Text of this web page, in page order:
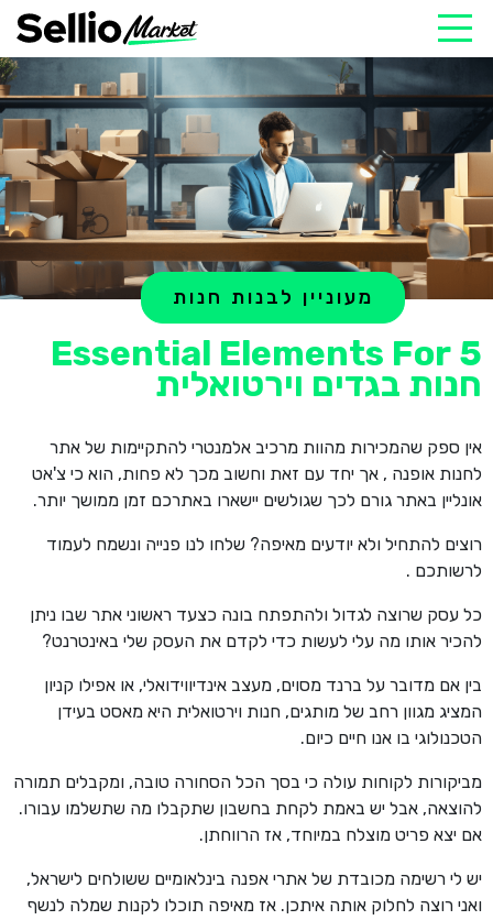
5 Essential Elements For
חנות בגדים וירטואלית
מעוניין לבנות חנות
אין ספק שהמכירות מהוות מרכיב אלמנטרי להתקיימות של אתר
לחנות אופנה , אך יחד עם זאת וחשוב מכך לא פחות, הוא כי צ'אט
אונליין באתר גורם לכך שגולשים יישארו באתרכם זמן ממושך יותר.
רוצים להתחיל ולא יודעים מאיפה? שלחו לנו פנייה ונשמח לעמוד
לרשותכם .
כל עסק שרוצה לגדול ולהתפתח בונה כצעד ראשוני אתר שבו ניתן
להכיר אותו מה עלי לעשות כדי לקדם את העסק שלי באינטרנט?
בין אם מדובר על ברנד מסוים, מעצב אינדיווידואלי, או אפילו קניון
המציג מגוון רחב של מותגים, חנות וירטואלית היא מאסט בעידן
הטכנולוגי בו אנו חיים כיום.
מביקורות לקוחות עולה כי בסך הכל הסחורה טובה, ומקבלים תמורה
להוצאה, אבל יש באמת לקחת בחשבון שתקבלו מה שתשלמו עבורו.
אם יצא פריט מוצלח במיוחד, אז הרווחתן.
יש לי רשימה מכובדת של אתרי אפנה בינלאומיים ששולחים לישראל,
ואני רוצה לחלוק אותה איתכן. אז מאיפה תוכלו לקנות שמלה לנשף